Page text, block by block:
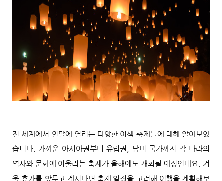
전 세계에서 연말에 열리는 다양한 이색 축제들에 대해 알아보았
습니다. 가까운 아시아권부터 유럽권, 남미 국가까지 각 나라의
역사와 문화에 어울리는 축제가 올해에도 개최될 예정인데요. 겨
울 휴가를 앞두고 계시다면 축제 일정을 고려해 여행을 계획해보